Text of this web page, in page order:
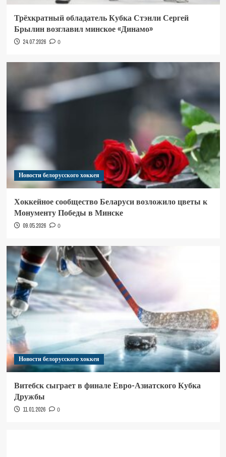
Трёхкратный обладатель Кубка Стэнли Сергей
Брылин возглавил минское «Динамо»
24.07.2026 0
Новости белорусского хоккея
Хоккейное сообщество Беларуси возложило цветы к
Монументу Победы в Минске
09.05.2026 0
Новости белорусского хоккея
Витебск сыграет в финале Евро-Азиатского Кубка
Дружбы
11.01.2026 0